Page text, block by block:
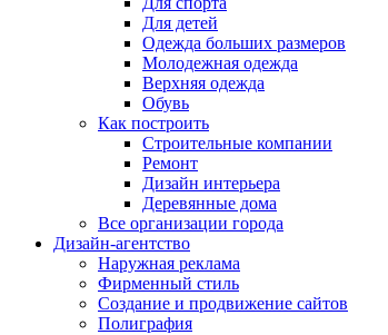
Для детей
Одежда больших размеров
Молодежная одежда
Верхняя одежда
Обувь
Как построить
Строительные компании
Ремонт
Дизайн интерьера
Деревянные дома
Все организации города
Дизайн-агентство
Наружная реклама
Фирменный стиль
Создание и продвижение сайтов
Полиграфия